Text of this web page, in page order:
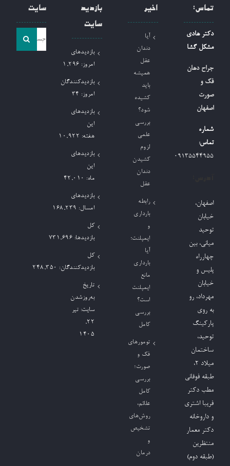
تماس:
دکتر هادی
مشکل گشا
جراح دهان
فک و
صورت
اصفهان
شماره
تماس:
09135544955
اصفهان،
خیابان
توحید
میانی، بین
چهارراه
پلیس و
خیابان
مهرداد، رو
به روی
پارکینگ
توحید،
ساختمان
میلاد ٢،
طبقه فوقانی
مطب دکتر
فریبا اشتری
و داروخانه
دکتر معمار
منتظرین
(طبقه دوم)
اخیر
آیا
دندان
عقل
همیشه
باید
کشیده
شود؟
بررسی
علمی
لزوم
کشیدن
دندان
عقل
رابطه
بارداری
و
ایمپلنت؛
آیا
بارداری
مانع
ایمپلنت
است؟
بررسی
کامل
تومورهای
فک و
صورت؛
بررسی
کامل
علائم،
روش‌های
تشخیص
و
درمان
بازدید
سایت
بازدیدهای
امروز: 1,296
بازدیدکنندگان
امروز: 34
بازدیدهای
این
هفته: 10,922
بازدیدهای
این
ماه: 42,010
بازدیدهای
امسال: 168,239
کل
بازدیدها: 731,696
کل
بازدیدکنند‌گان: 248,350
تاریخ
به‌روزشدن
سایت: تیر
۲۲,
۱۴۰۵
سایت